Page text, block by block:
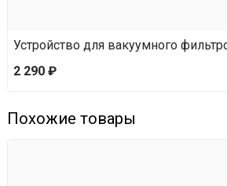
Устройство для вакуумного
2 290 ₽
Похожие товары